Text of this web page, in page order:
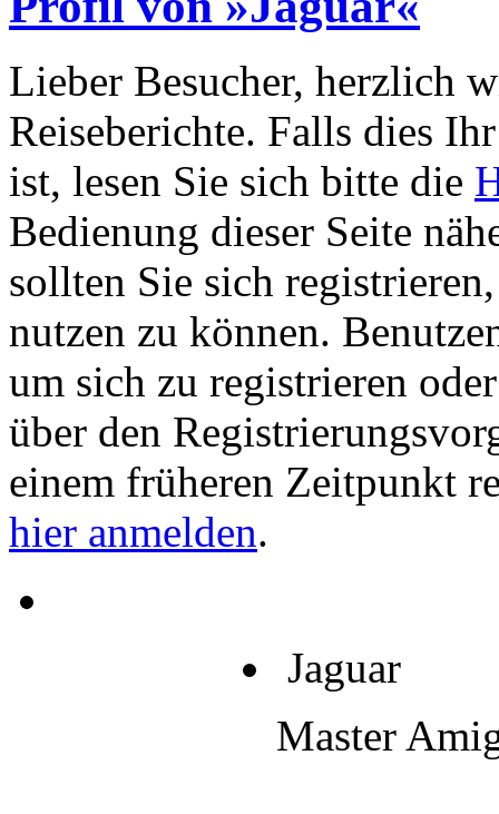
Lieber Besucher, herzlich
Reiseberichte. Falls dies
ist, lesen Sie sich bitte die
Bedienung dieser Seite
sollten Sie sich
nutzen zu können.
um sich zu registrieren
über den
einem früheren Zeitpunkt
hier anmelden.
Jaguar
Master